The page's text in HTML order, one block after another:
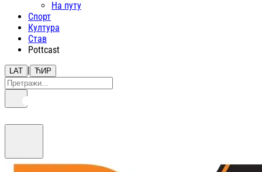
На путу
Спорт
Култура
Став
Pottcast
LAT | ЋИР